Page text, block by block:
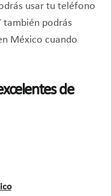
usar tu teléfono
también podrás
México cuando
de